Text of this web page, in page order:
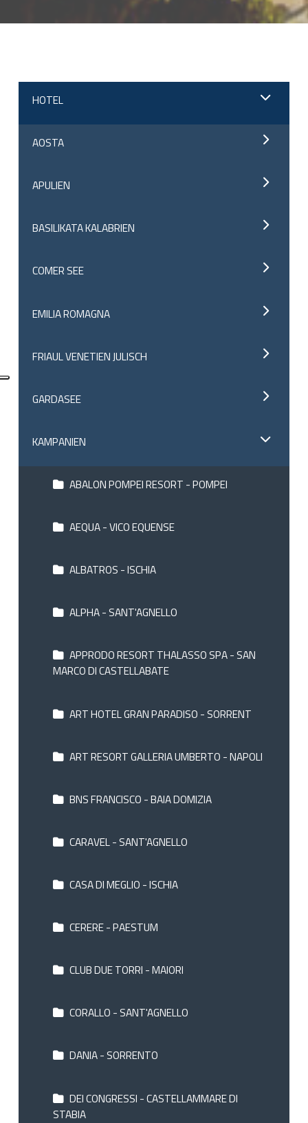
HOTEL
AOSTA
APULIEN
BASILIKATA KALABRIEN
COMER SEE
EMILIA ROMAGNA
FRIAUL VENETIEN JULISCH
GARDASEE
KAMPANIEN
ABALON POMPEI RESORT - POMPEI
AEQUA - VICO EQUENSE
ALBATROS - ISCHIA
ALPHA - SANT'AGNELLO
APPRODO RESORT THALASSO SPA - SAN
MARCO DI CASTELLABATE
ART HOTEL GRAN PARADISO - SORRENT
ART RESORT GALLERIA UMBERTO - NAPOLI
BNS FRANCISCO - BAIA DOMIZIA
CARAVEL - SANT'AGNELLO
CASA DI MEGLIO - ISCHIA
CERERE - PAESTUM
CLUB DUE TORRI - MAIORI
CORALLO - SANT'AGNELLO
DANIA - SORRENTO
DEI CONGRESSI - CASTELLAMMARE DI
STABIA